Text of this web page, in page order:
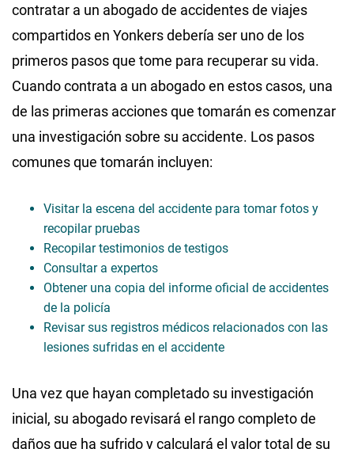
contratar a un abogado de accidentes de viajes
compartidos en Yonkers debería ser uno de los
primeros pasos que tome para recuperar su vida.
Cuando contrata a un abogado en estos casos, una
de las primeras acciones que tomarán es comenzar
una investigación sobre su accidente. Los pasos
comunes que tomarán incluyen:
Visitar la escena del accidente para tomar fotos y
recopilar pruebas
Recopilar testimonios de testigos
Consultar a expertos
Obtener una copia del informe oficial de accidentes
de la policía
Revisar sus registros médicos relacionados con las
lesiones sufridas en el accidente
Una vez que hayan completado su investigación
inicial, su abogado revisará el rango completo de
daños que ha sufrido y calculará el valor total de su